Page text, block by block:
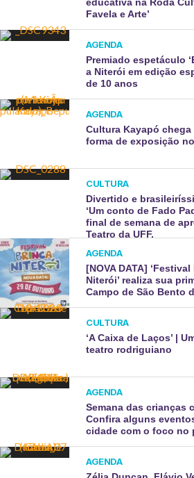
Favela e Arte’
AGENDA
Premiado espetáculo
a Niterói em edição
de 10 anos
AGENDA
Cultura Kayapó chega
forma de exposição
CULTURA
Divertido e
‘Um conto de Fado
final de semana de
Teatro da UFF.
AGENDA
[NOVA DATA]
Niterói’ realiza sua
Campo de São Bento
CULTURA
‘A Caixa de Laços’ |
teatro rodriguiano
AGENDA
Semana das crianças
Confira alguns
cidade com o foco no
AGENDA